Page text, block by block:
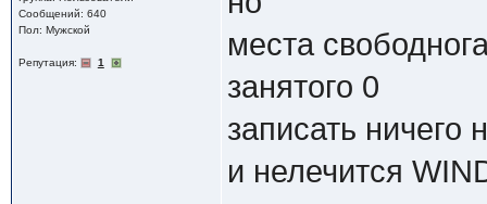
Сообщений: 640
Пол: Мужской
Репутация: 1
места
занятого 0
записать ничего
и нелечится